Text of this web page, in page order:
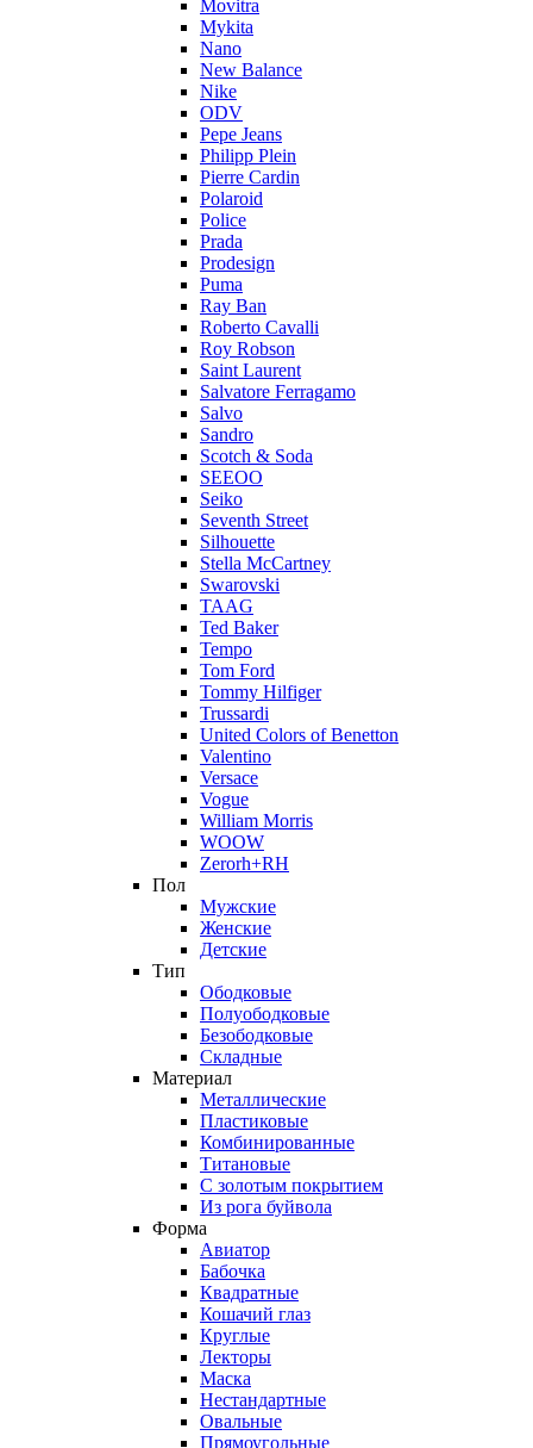
Movitra
Mykita
Nano
New Balance
Nike
ODV
Pepe Jeans
Philipp Plein
Pierre Cardin
Polaroid
Police
Prada
Prodesign
Puma
Ray Ban
Roberto Cavalli
Roy Robson
Saint Laurent
Salvatore Ferragamo
Salvo
Sandro
Scotch & Soda
SEEOO
Seiko
Seventh Street
Silhouette
Stella McCartney
Swarovski
TAAG
Ted Baker
Tempo
Tom Ford
Tommy Hilfiger
Trussardi
United Colors of Benetton
Valentino
Versace
Vogue
William Morris
WOOW
Zerorh+RH
Пол
Мужские
Женские
Детские
Тип
Ободковые
Полуободковые
Безободковые
Складные
Материал
Металлические
Пластиковые
Комбинированные
Титановые
С золотым покрытием
Из рога буйвола
Форма
Авиатор
Бабочка
Квадратные
Кошачий глаз
Круглые
Лекторы
Маска
Нестандартные
Овальные
Прямоугольные